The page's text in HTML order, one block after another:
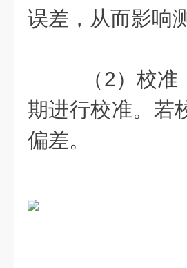
误差，从而影响
（2）校准
期进行校准。若
偏差。